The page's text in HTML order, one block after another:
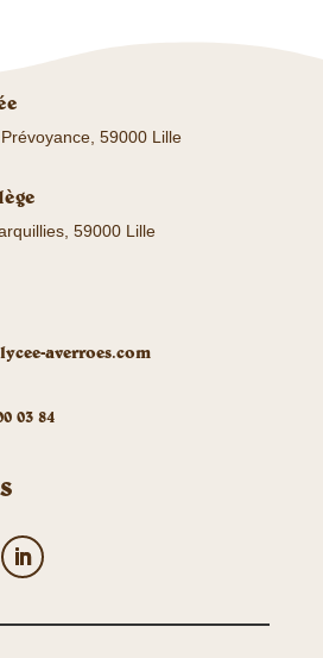
59000 Lille
59000 Lille
averroes.com
03 84